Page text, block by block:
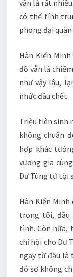
vẫn là rất
có thể tính
phong đại
Hàn Kiến
đồ vẫn là
như vậy lâu,
nhức đầu chết.
Triệu tiên sinh
không chuẩn
hợp khác
vương gia
Dư Tùng tử tội
Hàn Kiến
trọng tội, đầu
tình. Còn nữa,
chỉ hội cho Dư
ngay từ đầu là
đó sợ không